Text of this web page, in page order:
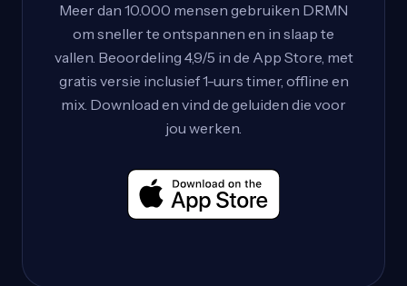
Meer dan 10.000 mensen gebruiken DRMN
om sneller te ontspannen en in slaap te
vallen. Beoordeling 4,9/5 in de App Store, met
gratis versie inclusief 1-uurs timer, offline en
mix. Download en vind de geluiden die voor
jou werken.